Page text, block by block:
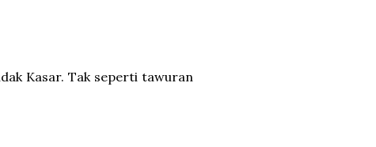
Kasar. Tak seperti tawuran